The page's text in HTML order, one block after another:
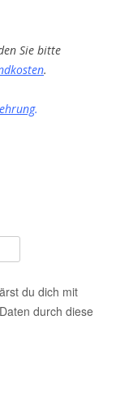
Sie bitte
.
.
du dich mit
durch diese